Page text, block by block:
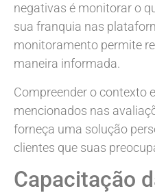
negativas é monitorar o
sua franquia nas
monitoramento permite
maneira informada.
Compreender o contexto
mencionados nas
forneça uma solução
clientes que suas
Capacitação